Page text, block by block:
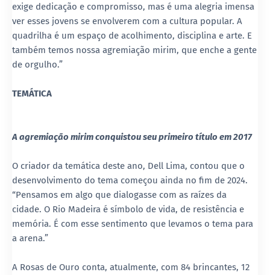
exige dedicação e compromisso, mas é uma alegria imensa
ver esses jovens se envolverem com a cultura popular. A
quadrilha é um espaço de acolhimento, disciplina e arte. E
também temos nossa agremiação mirim, que enche a gente
de orgulho.”
TEMÁTICA
A agremiação mirim conquistou seu primeiro título em 2017
O criador da temática deste ano, Dell Lima, contou que o
desenvolvimento do tema começou ainda no fim de 2024.
“Pensamos em algo que dialogasse com as raízes da
cidade. O Rio Madeira é símbolo de vida, de resistência e
memória. É com esse sentimento que levamos o tema para
a arena.”
A Rosas de Ouro conta, atualmente, com 84 brincantes, 12